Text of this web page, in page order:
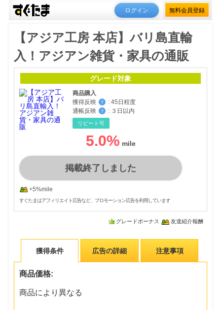
ログイン 無料会員登録
【アジア工房 本店】バリ島直輸
入！アジアン雑貨・家具の通販
グレード対象
商品購入
獲得反映
？ : 45日程度
通帳反映
？ : ３日以内
リピート可
5.0%
掲載終了しました
+5%mile
すぐたまはアフィリエイト広告など、プロモーション広告を利用しています
グレードボーナス 友達紹介報酬
獲得条件 広告の詳細 注意事項
商品価格:
商品により異なる